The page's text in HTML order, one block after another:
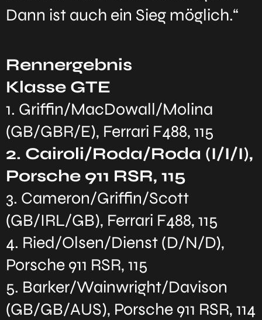
Dann ist auch ein Sieg möglich.“
Rennergebnis
Klasse GTE
1. Griffin/MacDowall/Molina
(GB/GBR/E), Ferrari F488, 115
2. Cairoli/Roda/Roda (I/I/I),
Porsche 911 RSR, 115
3. Cameron/Griffin/Scott
(GB/IRL/GB), Ferrari F488, 115
4. Ried/Olsen/Dienst (D/N/D),
Porsche 911 RSR, 115
5. Barker/Wainwright/Davison
(GB/GB/AUS), Porsche 911 RSR, 114